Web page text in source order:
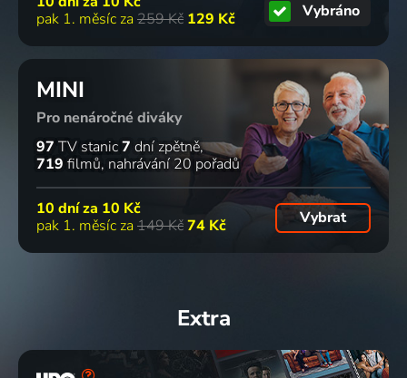
pak 1. měsíc za 259 Kč 129 Kč Vybráno
MINI
Pro nenáročné diváky
97 TV stanic7 dní zpětně
719 filmů nahrávání 20 pořadů
10 dní za 10 Kč
pak 1. měsíc za 149 Kč74 Kč Vybrat
Extra